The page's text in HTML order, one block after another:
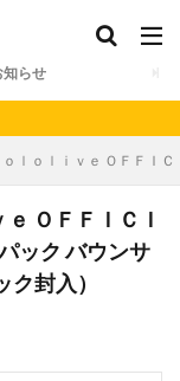
知らせ
ｏｌｏｌｉｖｅ ＯＦＦＩ
ＯＦＦＩＣＩ
ック バウンサ
封入）